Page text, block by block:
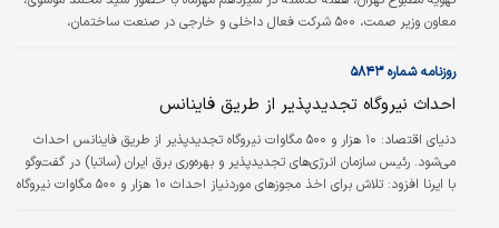
معاون وزیر صمت، ۵۰۰ شرکت فعال داخلی و خارجی در صنعت ساختمان،
نمایشگاه گشایش یافت.
روزنامه شماره ۵۸۴۳
احداث نیروگاه تجدیدپذیر از طریق فاینانس
دنیای‌ اقتصاد:
۱۰ هزار و ۵۰۰ مگاوات نیروگاه تجدیدپذیر از طریق فاینانس احداث
می‌شود. رئیس سازمان انرژی‌های تجدیدپذیر و بهره‌وری برق ایران (ساتبا) در گفت‌وگو
با ایرنا افزود: تلاش برای اخذ مجوزهای موردنیاز احداث ۱۰ هزار و ۵۰۰ مگاوات نیروگاه